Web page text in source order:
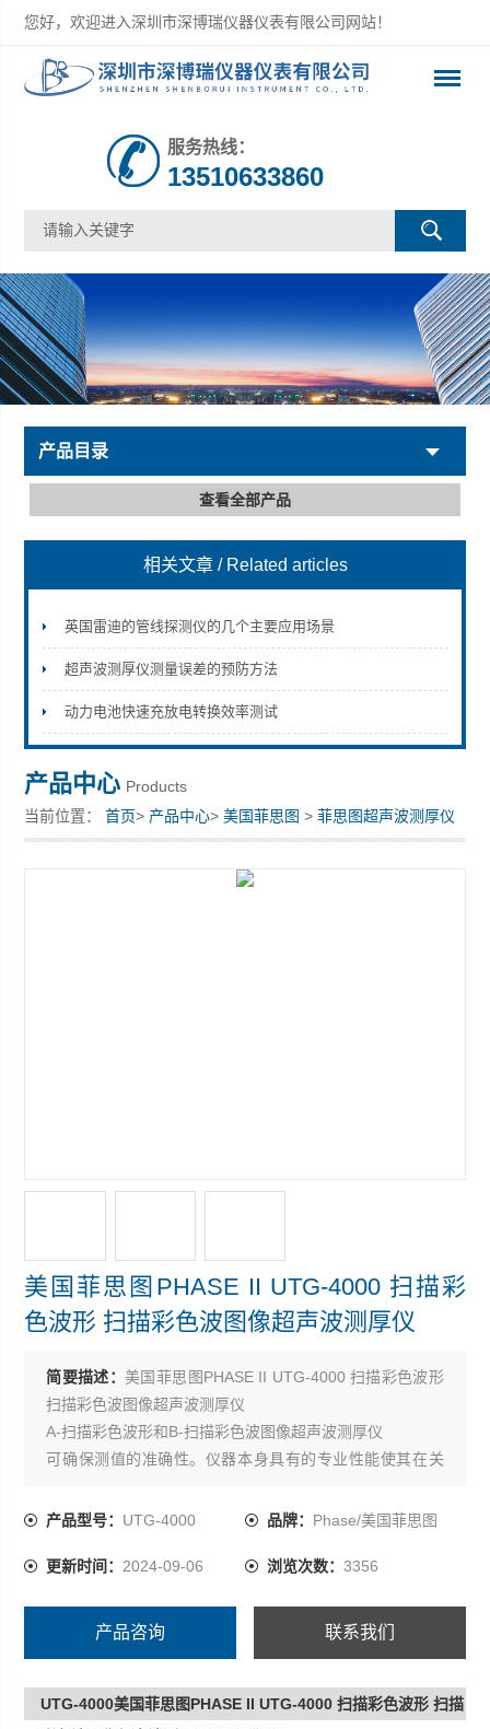
您好，欢迎进入深圳市深博瑞仪器仪表有限公司网站！
深圳市深博瑞仪器仪表有限公司
服务热线：
13510633860
产品目录
查看全部产品
相关文章 / Related articles
英国雷迪的管线探测仪的几个主要应用场景
超声波测厚仪测量误差的预防方法
动力电池快速充放电转换效率测试
产品中心 Products
当前位置：首页> 产品中心>美国菲思图 >菲思图超声波测厚仪
美国菲思图PHASE II UTG-4000 扫描彩
色波形 扫描彩色波图像超声波测厚仪
简要描述：美国菲思图PHASE II UTG-4000 扫描彩色波形
扫描彩色波图像超声波测厚仪
A-扫描彩色波形和B-扫描彩色波图像超声波测厚仪
可确保测值的准确性。仪器本身具有的专业性能使其在关
测量、Z大/Z扫描图像、厚度值显示模式，消隐功能、增益
测量范围0.5-508mm 取决于探头和材料虫类
产品型号： UTG-4000 品牌： Phase/美国菲思图
更新时间： 2024-09-06 浏览次数： 3356
产品咨询 联系我们
UTG-4000美国菲思图PHASE II UTG-4000 扫描彩色波形 扫描